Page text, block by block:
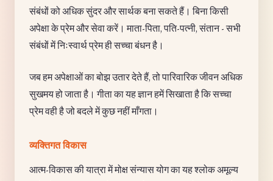
संबंधों को अधिक सुंदर और सार्थक बना सकते हैं। बिना किसी
अपेक्षा के प्रेम और सेवा करें। माता-पिता, पति-पत्नी, संतान - सभी
संबंधों में निःस्वार्थ प्रेम ही सच्चा बंधन है।
जब हम अपेक्षाओं का बोझ उतार देते हैं, तो पारिवारिक जीवन अधिक
सुखमय हो जाता है। गीता का यह ज्ञान हमें सिखाता है कि सच्चा
प्रेम वही है जो बदले में कुछ नहीं माँगता।
व्यक्तिगत विकास
आत्म-विकास की यात्रा में मोक्ष संन्यास योग का यह श्लोक अमूल्य